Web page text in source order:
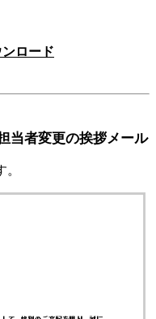
ロード
当者変更の挨拶メール